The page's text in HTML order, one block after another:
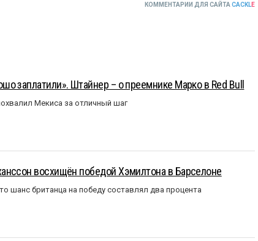
КОММЕНТАРИИ ДЛЯ САЙТА CACKLE
заплатили». Штайнер – о преемнике Марко в Red Bull
Мекиса за отличный шаг
восхищён победой Хэмилтона в Барселоне
шанс британца на победу составлял два процента